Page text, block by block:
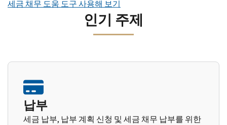
세금 채무 도움 도구 사용해 보기
인기 주제
납부
세금 납부, 납부 계획 신청 및 세금 채무 납부를 위한